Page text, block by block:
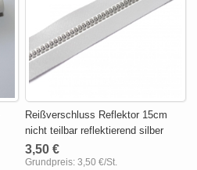
Reißverschluss Reflektor 15cm
nicht teilbar reflektierend silber
3,50 €
Grundpreis:3,50 €/St.